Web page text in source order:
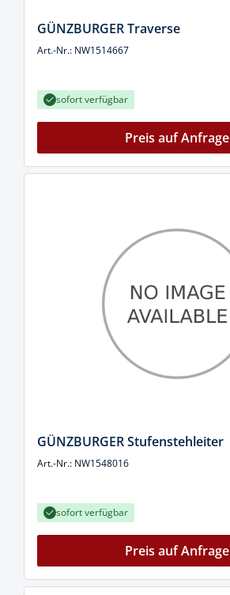
GÜNZBURGER Traverse
Art.-Nr.: NW1514667
sofort verfügbar
Preis auf Anfrage
GÜNZBURGER Stufenstehleiter
Art.-Nr.: NW1548016
sofort verfügbar
Preis auf Anfrage